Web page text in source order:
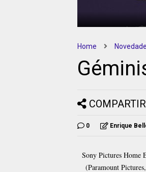
Home
0 Enrique
Sony Pictures Home
(Paramount